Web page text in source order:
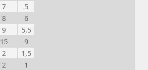
7
5
8
6
9
5,5
15
9
2
1,5
2
1